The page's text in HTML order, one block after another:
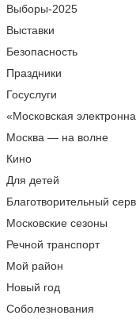
Выборы-2025
Выставки
Безопасность
Праздники
Госуслуги
«Московская
Москва — на волне
Кино
Для детей
Благотворительный
Московские сезоны
Речной транспорт
Мой район
Новый год
Соболезнования